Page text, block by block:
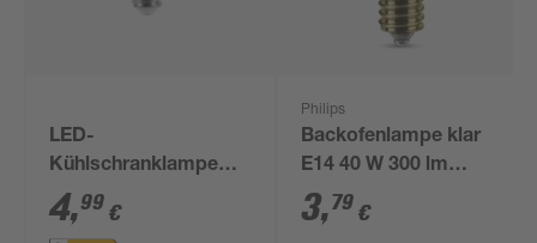
LED-
Kühlschranklampe
matt E14 1,3 W 144 lm
warmweiß
4,99 €
Philips
Backofenlampe klar
E14 40 W 300 lm
warmweiß
3,79 €